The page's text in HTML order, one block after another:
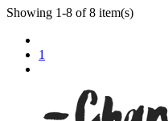
Showing 1-8 of 8 item(s)
1